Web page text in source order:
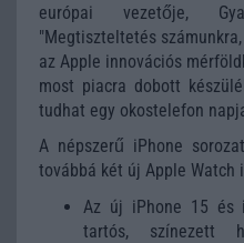
európai vezetője,
"Megtiszteltetés
az Apple innovációs
most piacra dobott
tudhat egy okostelefon
A népszerű iPhone
továbbá két új Apple
Az új iPhone 15 és
tartós, színezett